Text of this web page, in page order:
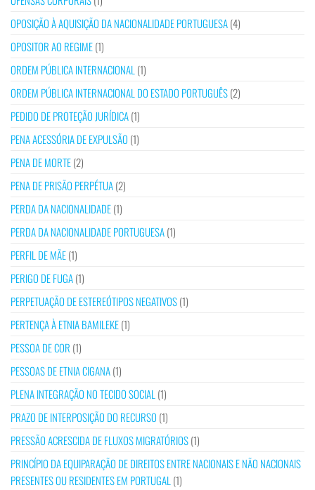
OPOSIÇÃO À AQUISIÇÃO DA NACIONALIDADE PORTUGUESA(4)
OPOSITOR AO REGIME(1)
ORDEM PÚBLICA INTERNACIONAL (1)
ORDEM PÚBLICA INTERNACIONAL DO ESTADO PORTUGUÊS(2)
PEDIDO DE PROTEÇÃO JURÍDICA(1)
PENA ACESSÓRIA DE EXPULSÃO (1)
PENA DE MORTE(2)
PENA DE PRISÃO PERPÉTUA(2)
PERDA DA NACIONALIDADE(1)
PERDA DA NACIONALIDADE PORTUGUESA(1)
PERFIL DE MÃE(1)
PERIGO DE FUGA(1)
PERPETUAÇÃO DE ESTEREÓTIPOS NEGATIVOS(1)
PERTENÇA À ETNIA BAMILEKE(1)
PESSOA DE COR (1)
PESSOAS DE ETNIA CIGANA(1)
PLENA INTEGRAÇÃO NO TECIDO SOCIAL (1)
PRAZO DE INTERPOSIÇÃO DO RECURSO (1)
PRESSÃO ACRESCIDA DE FLUXOS MIGRATÓRIOS(1)
PRINCÍPIO DA EQUIPARAÇÃO DE DIREITOS ENTRE NACIONAIS E NÃO NACIONAIS
PRESENTES OU RESIDENTES EM PORTUGAL (1)